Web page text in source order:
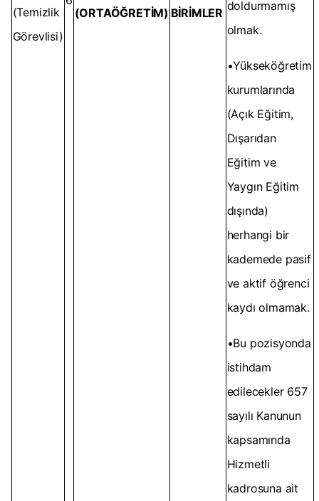
(Temizlik
Görevlisi)
(ORTAÖĞRETİM) BİRİMLER doldurmamış
olmak.
•Yükseköğretim
kurumlarında
(Açık Eğitim,
Dışarıdan
Eğitim ve
Yaygın Eğitim
dışında)
herhangi bir
kademede pasif
ve aktif öğrenci
kaydı olmamak.
•Bu pozisyonda
istihdam
edilecekler 657
sayılı Kanunun
kapsamında
Hizmetli
kadrosuna ait